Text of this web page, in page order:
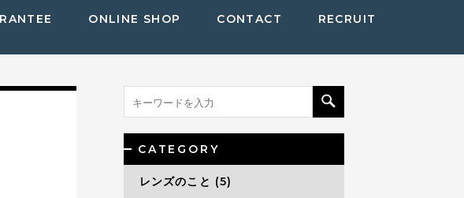
ONLINE SHOP CONTACT RECRUIT
CATEGORY
レンズのこと (5)